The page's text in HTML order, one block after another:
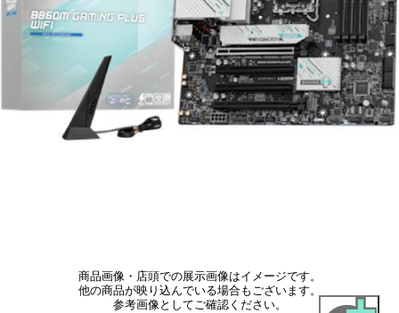
商品画像・店頭での展示画像はイメージです。
他の商品が映り込んでいる場合もございます。
参考画像としてご確認ください。